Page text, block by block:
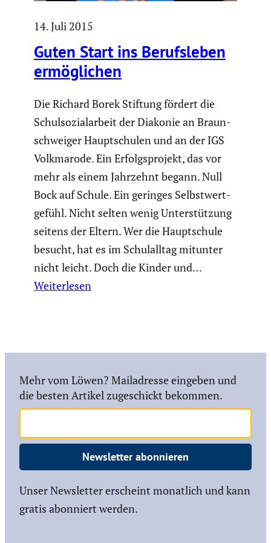
14. Juli 2015
Guten Start ins Berufs­leben
ermög­li­chen
Die Richard Borek Stiftung fördert die
Schul­so­zi­al­ar­beit der Diakonie an Braun­
schweiger Haupt­schulen und an der IGS
Volkma­rode. Ein Erfolgs­pro­jekt, das vor
mehr als einem Jahrzehnt begann. Null
Bock auf Schule. Ein geringes Selbst­wert­
ge­fühl. Nicht selten wenig Unter­stüt­zung
seitens der Eltern. Wer die Haupt­schule
besucht, hat es im Schul­alltag mitunter
nicht leicht. Doch die Kinder und…
Weiterlesen
Mehr vom Löwen? Mailadresse eingeben und
die besten Artikel zugeschickt bekommen.
Newsletter abonnieren
Unser Newsletter erscheint monatlich und kann
gratis abonniert werden.